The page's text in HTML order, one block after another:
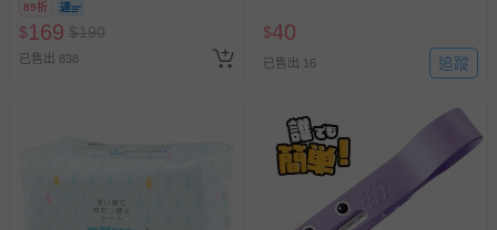
墊、寢具類等）。
-新生兒親膚衣物（嬰幼兒包巾與背巾、包屁衣、學習
-其他原廠盒裝商品封口處已貼上「不可拆封」，或具警
示字句等說明貼紙、封條者。
國際航空、客運、訂房等服務。
89折
$169 $190
已售出 838
$40
已售出 16 追蹤